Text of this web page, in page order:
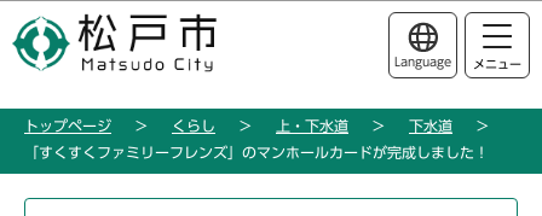
の
ー
このページの本文へ移動
Language メニュー
トップページ くらし 上・下水道
下水道
「すくすくファミリーフレンズ」のマンホールカードが完成しました！